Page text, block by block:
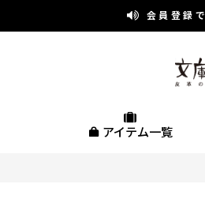
会員登録で
アイテム一覧